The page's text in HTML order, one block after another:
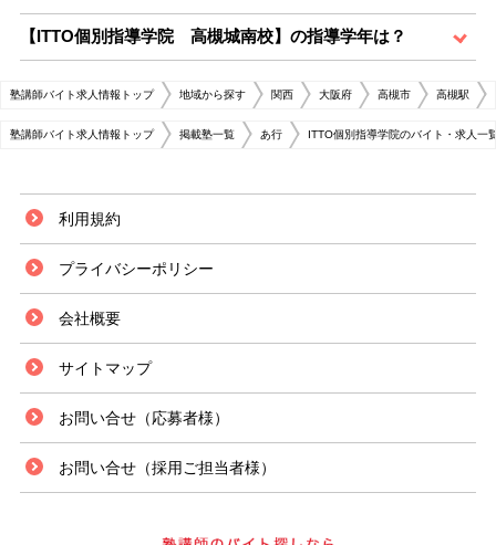
【ITTO個別指導学院 高槻城南校】の指導学年は？
塾講師バイト求人情報トップ 地域から探す 関西 大阪府 高槻市 高槻駅
塾講師バイト求人情報トップ 掲載塾一覧 あ行 ITTO個別指導学院のバイト・求人一
利用規約
プライバシーポリシー
会社概要
サイトマップ
お問い合せ（応募者様）
お問い合せ（採用ご担当者様）